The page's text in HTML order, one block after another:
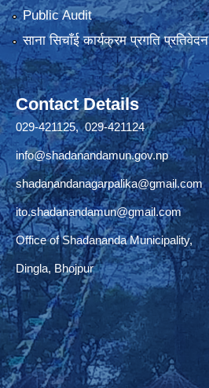
Public Audit
साना सिचाँई कार्यक्रम प्रगति प्रतिवेदन
Contact Details
029-421125, 029-421124
info@shadanandamun.gov.np
shadanandanagarpalika@gmail.com
ito.shadanandamun@gmail.com
Office of Shadananda Municipality,
Dingla, Bhojpur